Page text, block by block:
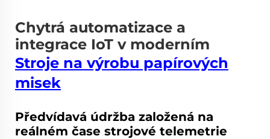
Chytrá automatizace a
integrace IoT v moderním
Stroje na výrobu papírových
misek
Předvídavá údržba založená na
reálném čase strojové telemetrie